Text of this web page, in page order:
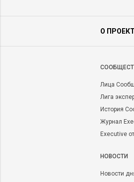
О
Лица
Лига
История
Журнал
Executive
НОВОСТИ
Новости